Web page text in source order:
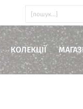
КОЛЕКЦІЇ